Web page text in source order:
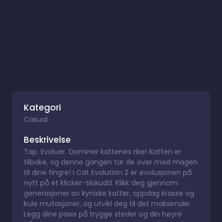
Kategori
Casual
Beskrivelse
Tap. Evoluer. Dominer kattenes rike! Katten er
tilbake, og denne gangen tar de over med magen
til dine fingre! I Cat Evolution 2 er evolusjonen på
nytt på et klicker-tilskudd. Klikk deg gjennom
generasjoner av kyniske katter, oppdag krasse og
kule mutasjoner, og utvikl deg til det maksimale.
Legg dine paws på trygge steder og din høyre